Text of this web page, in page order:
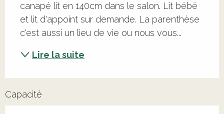
canapé lit en 140cm dans le salon. Lit bébé
et lit d'appoint sur demande. La parenthèse
c'est aussi un lieu de vie ou nous vous...
Lire la suite
Capacité